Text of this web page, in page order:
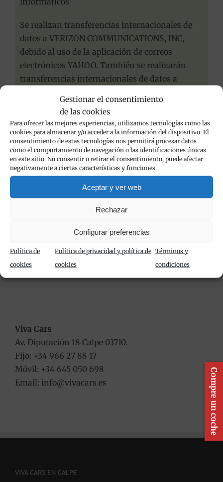
Gestionar el consentimiento
de las cookies
Para ofrecer las mejores experiencias, utilizamos tecnologías como las
cookies para almacenar y/o acceder a la información del dispositivo. El
consentimiento de estas tecnologías nos permitirá procesar datos
como el comportamiento de navegación o las identificaciones únicas
en este sitio. No consentir o retirar el consentimiento, puede afectar
negativamente a ciertas características y funciones.
Aceptar y ver web
Rechazar
Configurar preferencias
Política de
cookies
Política de privacidad y política de
cookies
Términos y
condiciones
Se realizan transferencias internacionales de
datos a VERIZON COMMUNICATIONS, INC,
debido al uso de la aplicación de correos
electrónicos YAHOO. También se realizarán
transferencias internacionales de datos a
que nos proporcionan el alojamiento de la
página web corporativa.
+info
DERECHOS Acceder, rectificar y suprimir los
datos, así como otros derechos, como se explica
en la información adicional.+info
INFORMACIÓN ADICIONAL
Puede consultar la información adicional y
política de privacidad.
Viva Cars
Av. Diputación 18 Calpe 03710.
Fijo: +34 966 27 88 17
Móvil: +34 645 050 698
Email: info@vivacars.es
VIVA CARS EN CALPE
Compre un coche